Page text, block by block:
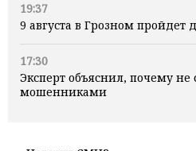
19:37
9 августа в Грозном пройдет
17:30
Эксперт объяснил, почему
мошенниками